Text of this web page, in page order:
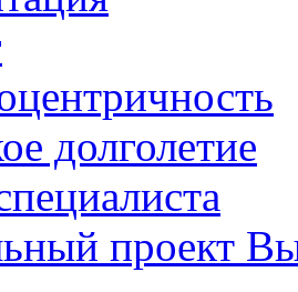
долголетие
проект